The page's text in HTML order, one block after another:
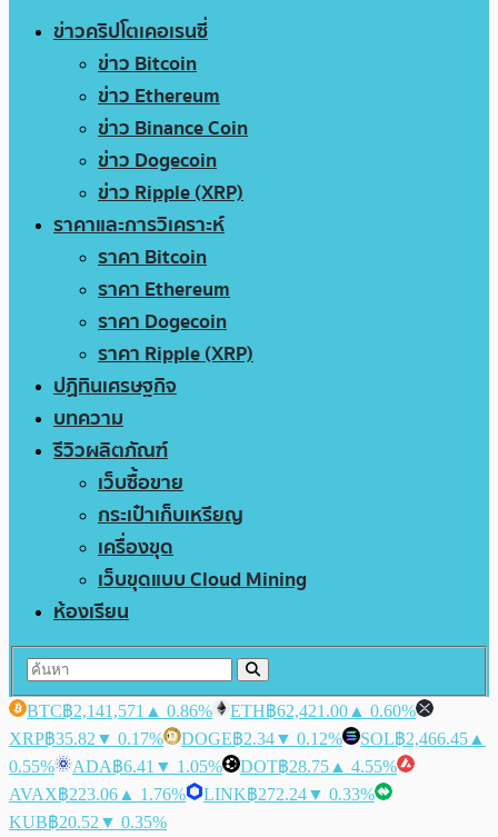
ข่าวคริปโตเคอเรนซี่
ข่าว Bitcoin
ข่าว Ethereum
ข่าว Binance Coin
ข่าว Dogecoin
ข่าว Ripple (XRP)
ราคาและการวิเคราะห์
ราคา Bitcoin
ราคา Ethereum
ราคา Dogecoin
ราคา Ripple (XRP)
ปฏิทินเศรษฐกิจ
บทความ
รีวิวผลิตภัณฑ์
เว็บซื้อขาย
กระเป๋าเก็บเหรียญ
เครื่องขุด
เว็บขุดแบบ Cloud Mining
ห้องเรียน
BTC฿2,141,571 ▲ 0.86% ETH฿62,421.00 ▲ 0.60%
XRP฿35.82 ▼ 0.17% DOGE฿2.34▼ 0.12% SOL฿2,466.45 ▲
0.55%
ADA฿6.41 ▼ 1.05% DOT฿28.75 ▲ 4.55%
AVAX฿223.06 ▲ 1.76% LINK฿272.24▼ 0.33%
KUB฿20.52 ▼ 0.35%